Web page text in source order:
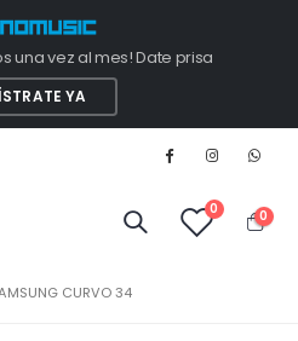
una vez al mes! Date prisa
YA
0 0
CURVO 34